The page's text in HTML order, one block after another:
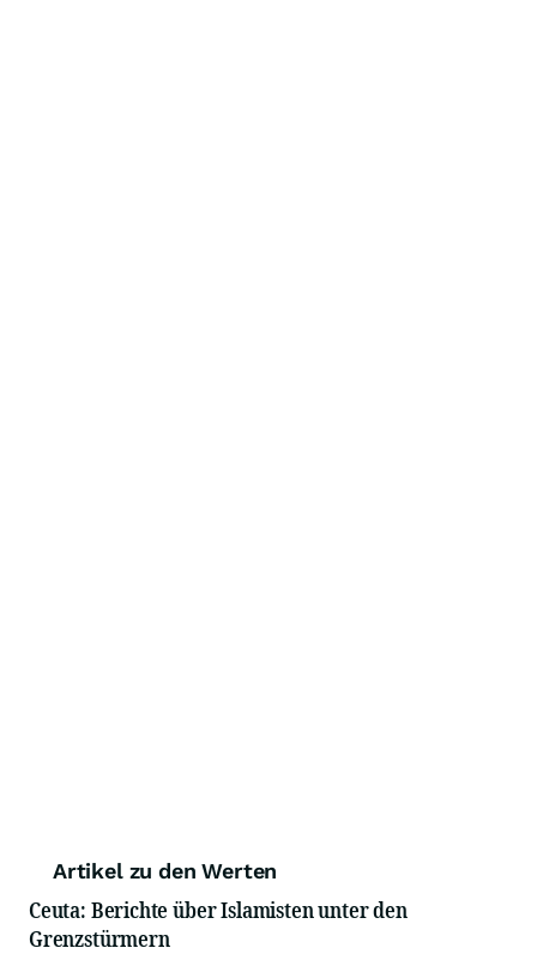
Artikel zu den Werten
Ceuta: Berichte über Islamisten unter den
Grenzstürmern